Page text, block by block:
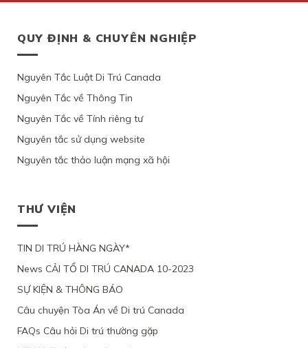
QUY ĐỊNH & CHUYÊN NGHIỆP
Nguyên Tắc Luật Di Trú Canada
Nguyên Tắc về Thông Tin
Nguyên Tắc về Tính riêng tư
Nguyên tắc sử dụng website
Nguyên tắc thảo luận mạng xã hội
THƯ VIỆN
TIN DI TRÚ HÀNG NGÀY*
News CẢI TỔ DI TRÚ CANADA 10-2023
SỰ KIỆN & THÔNG BÁO
Câu chuyện Tòa Án về Di trú Canada
FAQs Câu hỏi Di trú thường gặp